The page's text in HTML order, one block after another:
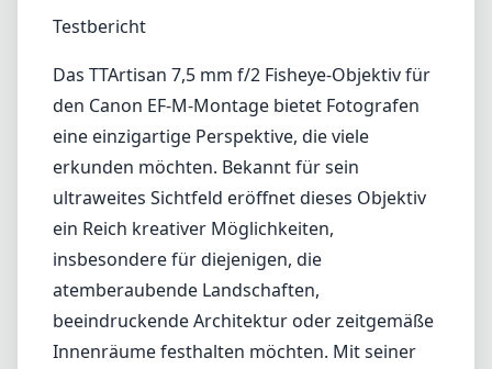
Testbericht
Das TTArtisan 7,5 mm f/2 Fisheye-Objektiv für
den Canon EF-M-Montage bietet Fotografen
eine einzigartige Perspektive, die viele
erkunden möchten. Bekannt für sein
ultraweites Sichtfeld eröffnet dieses Objektiv
ein Reich kreativer Möglichkeiten,
insbesondere für diejenigen, die
atemberaubende Landschaften,
beeindruckende Architektur oder zeitgemäße
Innenräume festhalten möchten. Mit seiner